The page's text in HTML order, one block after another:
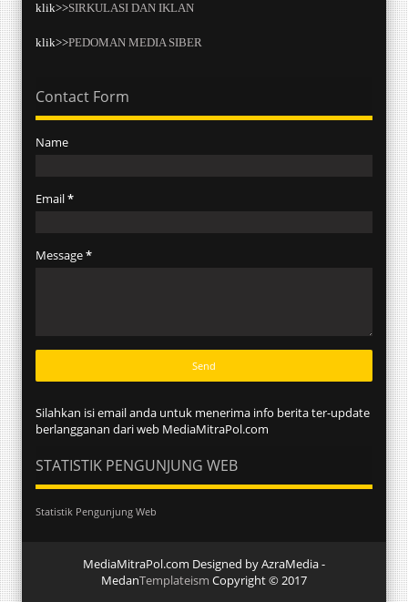
klik>>SIRKULASI DAN IKLAN
klik>>PEDOMAN MEDIA SIBER
Contact Form
Name
Email*
Message*
Silahkan isi email anda untuk menerima info berita ter-update
berlangganan dari web MediaMitraPol.com
STATISTIK PENGUNJUNG WEB
Statistik Pengunjung Web
MediaMitraPol.com Designed by AzraMedia -
MedanTemplateism Copyright © 2017